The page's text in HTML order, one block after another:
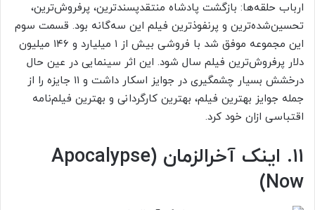
ارباب حلقه‌ها: بازگشت پادشاه منتقدپسندترین، پرفروش‌ترین،
تحسین‌شده‌ترین و پرنفوذترین فیلم این سه‌گانه بود. قسمت سوم
این مجموعه موفق شد با فروشی بیش از ۱ میلیارد و ۱۴۶ میلیون
دلار پرفروش‌ترین فیلم سال شود. این اثر سینمایی در عین حال
درخشش بسیار چشمگیری در جوایز اسکار داشت و ۱۱ جایزه را از
جمله جوایز بهترین فیلم، بهترین کارگردانی و بهترین فیلم‌نامه
اقتباسی ازان خود کرد.
۱۱. اینک آخرالزمان (Apocalypse
Now)